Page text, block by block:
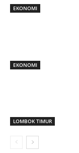
EKONOMI
EKONOMI
LOMBOK TIMUR